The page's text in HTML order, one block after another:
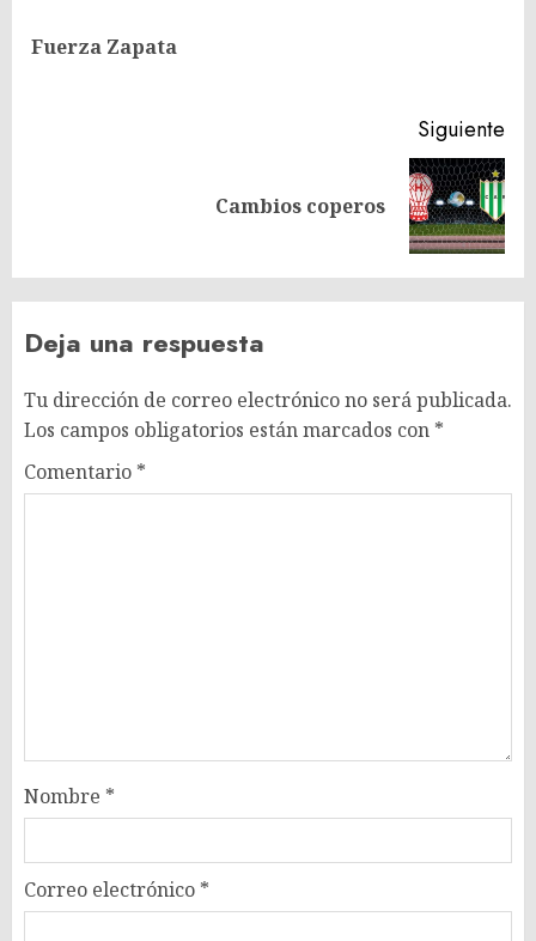
entradas
Fuerza Zapata
Siguiente
Cambios coperos
Deja una respuesta
Tu dirección de correo electrónico no será publicada.
Los campos obligatorios están marcados con *
Comentario *
Nombre *
Correo electrónico *